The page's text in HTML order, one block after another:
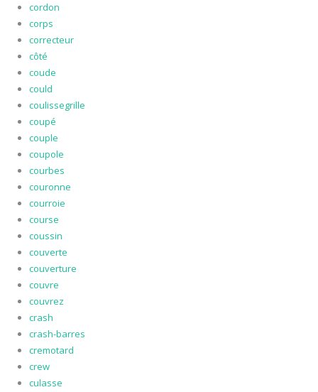
cordon
corps
correcteur
côté
coude
could
coulissegrille
coupé
couple
coupole
courbes
couronne
courroie
course
coussin
couverte
couverture
couvre
couvrez
crash
crash-barres
cremotard
crew
culasse